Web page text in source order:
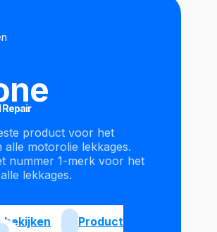
Repair
product voor het
alle motorolie lekkages.
nummer 1-merk voor het
lekkages.
bekijken
Product